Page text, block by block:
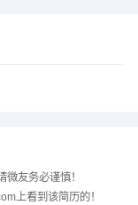
友务必谨慎！
上看到该简历的！